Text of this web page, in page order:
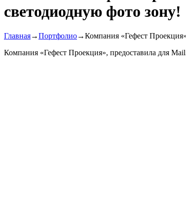
светодиодную фото зону!
Главная→Портфолио→Компания «Гефест
Компания «Гефест Проекция», предоставила для